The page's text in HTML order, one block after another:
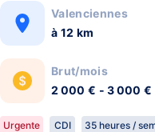
Valenciennes
à 12 km
Brut/mois
2 000 € - 3 000 €
Urgente CDI
35 heures /